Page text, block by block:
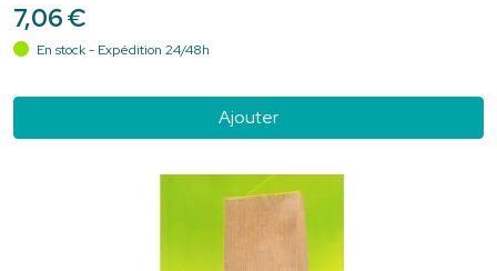
7,06€
En stock - Expédition 24/48h
Ajouter